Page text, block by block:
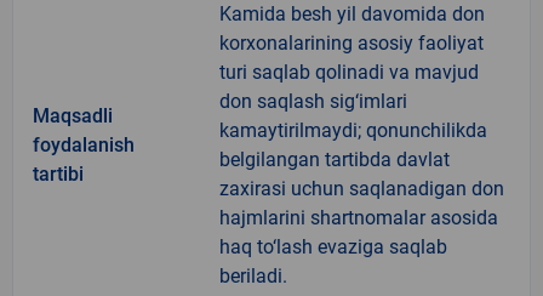
Maqsadli
foydalanish
tartibi
Kamida besh yil davomida don
korxonalarining asosiy faoliyat
turi saqlab qolinadi va mavjud
don saqlash sig‘imlari
kamaytirilmaydi; qonunchilikda
belgilangan tartibda davlat
zaxirasi uchun saqlanadigan don
hajmlarini shartnomalar asosida
haq to‘lash evaziga saqlab
beriladi.